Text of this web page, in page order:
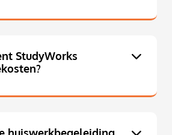
StudyWorks